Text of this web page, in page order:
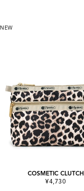
NEW
COSMETIC CLUTCH
¥4,730